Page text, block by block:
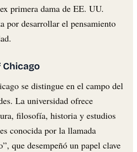
primera dama de EE. UU.
por desarrollar el pensamiento
Chicago
se distingue en el campo del
La universidad ofrece
filosofía, historia y estudios
conocida por la llamada
que desempeñó un papel clave